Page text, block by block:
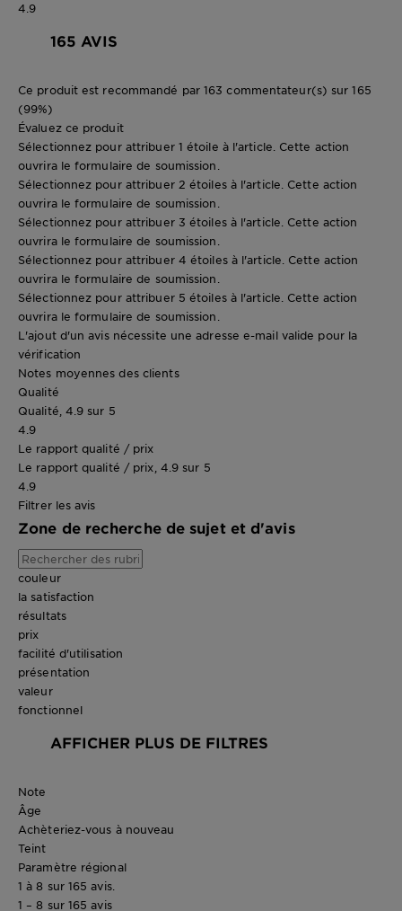
4.9
165 AVIS
Ce produit est recommandé par 163 commentateur(s) sur 165
(99%)
Évaluez ce produit
Sélectionnez pour attribuer 1 étoile à l'article. Cette action
ouvrira le formulaire de soumission.
Sélectionnez pour attribuer 2 étoiles à l'article. Cette action
ouvrira le formulaire de soumission.
Sélectionnez pour attribuer 3 étoiles à l'article. Cette action
ouvrira le formulaire de soumission.
Sélectionnez pour attribuer 4 étoiles à l'article. Cette action
ouvrira le formulaire de soumission.
Sélectionnez pour attribuer 5 étoiles à l'article. Cette action
ouvrira le formulaire de soumission.
L'ajout d'un avis nécessite une adresse e-mail valide pour la
vérification
Notes moyennes des clients
Qualité
Qualité, 4.9 sur 5
4.9
Le rapport qualité / prix
Le rapport qualité / prix, 4.9 sur 5
4.9
Filtrer les avis
Zone de recherche de sujet et d'avis
couleur
la satisfaction
résultats
prix
facilité d'utilisation
présentation
valeur
fonctionnel
AFFICHER PLUS DE FILTRES
Note
Âge
Achèteriez-vous à nouveau
Teint
Paramètre régional
1 à 8 sur 165 avis.
1 – 8 sur 165 avis